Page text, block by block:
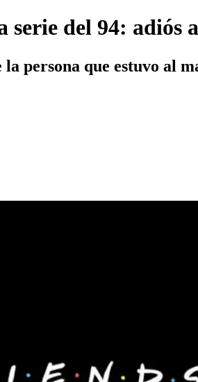
del 94: adiós
persona que estuvo al